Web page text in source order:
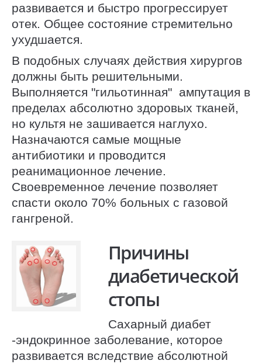
развивается и быстро прогрессирует
отек. Общее состояние стремительно
ухудшается.
В подобных случаях действия хирургов
должны быть решительными.
Выполняется "гильотинная" ампутация в
пределах абсолютно здоровых тканей,
но культя не зашивается наглухо.
Назначаются самые мощные
антибиотики и проводится
реанимационное лечение.
Своевременное лечение позволяет
спасти около 70% больных с газовой
гангреной.
Причины
диабетической
стопы
Сахарный диабет
-эндокринное заболевание, которое
развивается вследствие абсолютной